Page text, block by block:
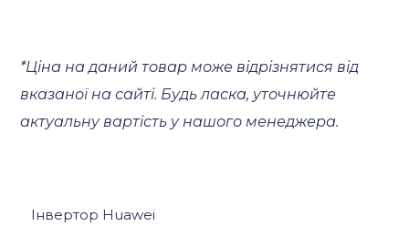
*Ціна на даний товар може відрізнятися від
вказаної на сайті. Будь ласка, уточнюйте
актуальну вартість у нашого менеджера.
Інвертор Huawei